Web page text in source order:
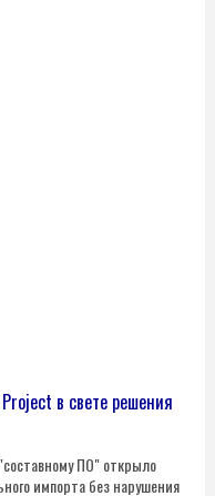
в свете решения
ПО" открыло
импорта без нарушения